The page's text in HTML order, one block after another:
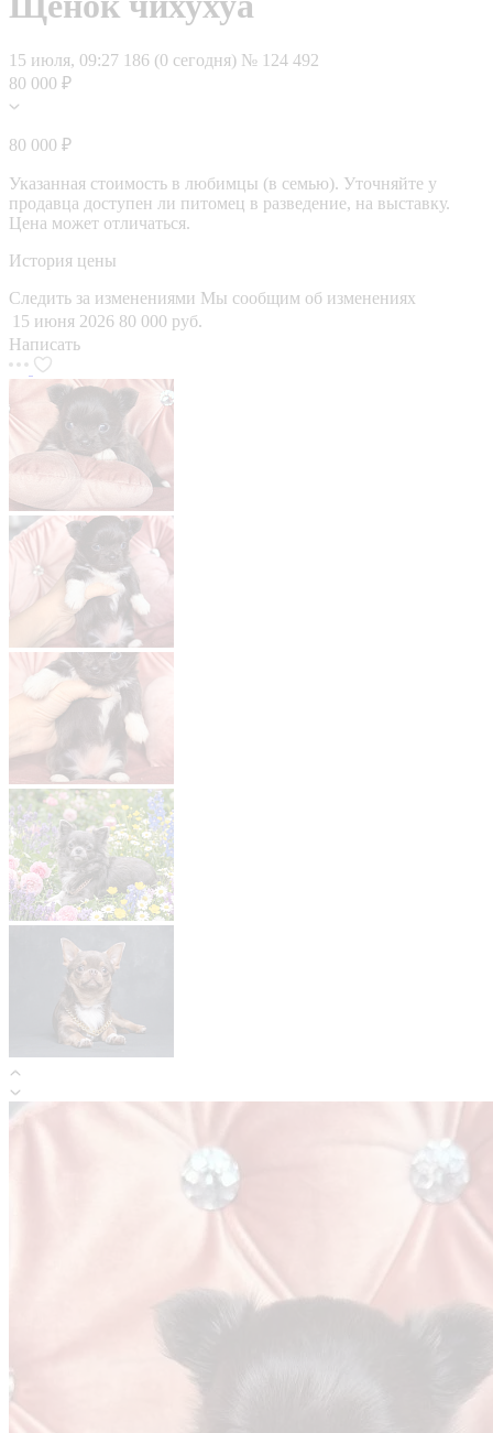
15 июля, 09:27 186 (0 сегодня) № 124 492
80 000 ₽
80 000 ₽
Указанная стоимость в любимцы (в семью). Уточняйте у
продавца доступен ли питомец в разведение, на выставку.
Цена может отличаться.
История цены
Следить за изменениями Мы сообщим об изменениях
15 июня 2026 80 000 руб.
Написать